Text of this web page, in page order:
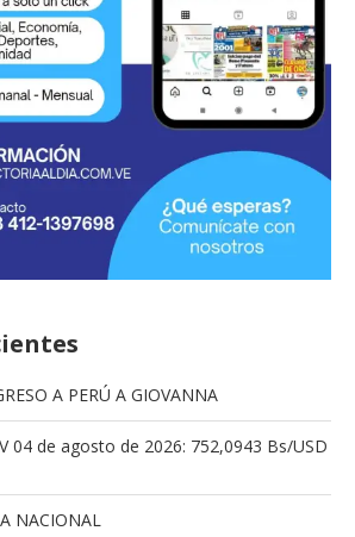
A PERÚ A GIOVANNA
04 de agosto de 2026: 752,0943 Bs/USD
NACIONAL